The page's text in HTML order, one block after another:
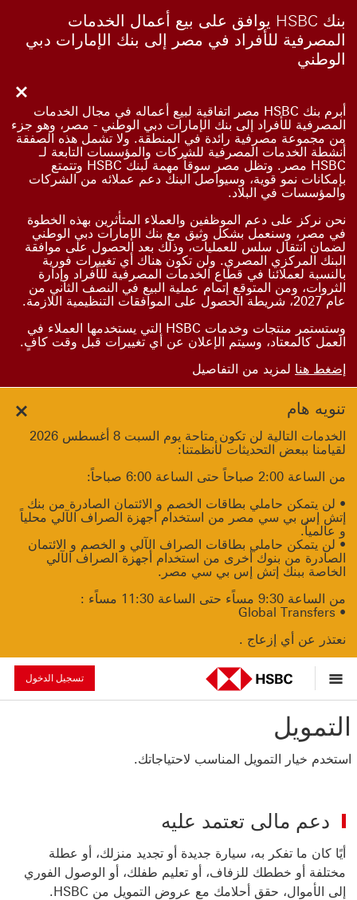
بنك HSBC يوافق على بيع أعمال الخدمات
المصرفية للأفراد في مصر إلى بنك الإمارات دبي
الوطني
أبرم بنك HSBC مصر اتفاقية لبيع أعماله في مجال الخدمات
المصرفية للأفراد إلى بنك الإمارات دبي الوطني - مصر، وهو جزء
من مجموعة مصرفية رائدة في المنطقة. ولا تشمل هذه الصفقة
أنشطة الخدمات المصرفية للشركات والمؤسسات التابعة لـ
HSBC مصر. وتظل مصر سوقاً مهمة لبنك HSBC وتتمتع
بإمكانات نمو قوية، وسيواصل البنك دعم عملائه من الشركات
والمؤسسات في البلاد.
نحن نركز على دعم الموظفين والعملاء المتأثرين بهذه الخطوة
في مصر، وسنعمل بشكل وثيق مع بنك الإمارات دبي الوطني
لضمان انتقال سلس للعمليات، وذلك بعد الحصول على موافقة
البنك المركزي المصري. ولن تكون هناك أي تغييرات فورية
بالنسبة لعملائنا في قطاع الخدمات المصرفية للأفراد وإدارة
الثروات، ومن المتوقع إتمام عملية البيع في النصف الثاني من
عام 2027، شريطة الحصول على الموافقات التنظيمية اللازمة.
وستستمر منتجات وخدمات HSBC التي يستخدمها العملاء في
العمل كالمعتاد، وسيتم الإعلان عن أي تغييرات قبل وقت كافٍ.
إضغط هنا لمزيد من التفاصيل
تنويه هام
الخدمات التالية لن تكون متاحة يوم السبت 8 أغسطس 2026
لقيامنا ببعض التحديثات لأنظمتنا:
من الساعة 2:00 صباحاً حتى الساعة 6:00 صباحاً:
• لن يتمكن حاملي بطاقات الخصم و الائتمان الصادرة من بنك
إتش إس بي سي مصر من استخدام أجهزة الصراف الآلي محلياً
و عالمياً.
• لن يتمكن حاملي بطاقات الصراف الآلي و الخصم و الائتمان
الصادرة من بنوك أخرى من استخدام أجهزة الصراف الآلي
الخاصة ببنك إتش إس بي سي مصر.
من الساعة 9:30 مساًء حتى الساعة 11:30 مساًء :
• Global Transfers
نعتذر عن أي إزعاج .
تسجيل الدخول
التمويل
استخدم خيار التمويل المناسب لاحتياجاتك.
دعم مالى تعتمد عليه
أيًا كان ما تفكر به، سيارة جديدة أو تجديد منزلك، أو عطلة
مختلفة أو خططك للزفاف، أو تعليم طفلك، أو الوصول الفوري
إلى الأموال، حقق أحلامك مع عروض التمويل من HSBC.